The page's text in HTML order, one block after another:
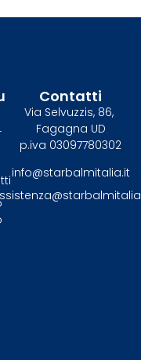
Contatti
Via Selvuzzis, 86,
Fagagna UD
p.iva 03097780302
info@starbalmitalia.it